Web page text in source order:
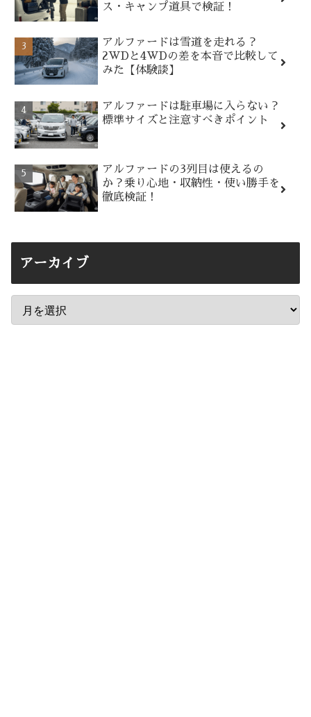
ス・キャンプ道具で検証！
アルファードは雪道を走れる？
2WDと4WDの差を本音で比較して
みた【体験談】
アルファードは駐車場に入らない？
標準サイズと注意すべきポイント
アルファードの3列目は使えるの
か？乗り心地・収納性・使い勝手を
徹底検証！
アーカイブ